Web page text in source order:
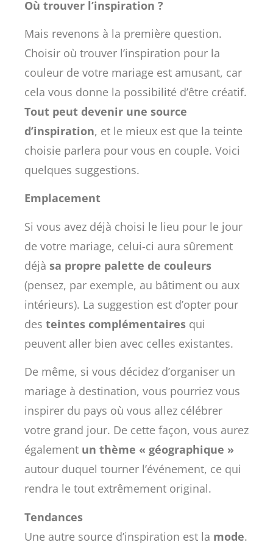
Où trouver l’inspiration ?
Mais revenons à la première question.
Choisir où trouver l’inspiration pour la
couleur de votre mariage est amusant, car
cela vous donne la possibilité d’être créatif.
Tout peut devenir une source
d’inspiration, et le mieux est que la teinte
choisie parlera pour vous en couple. Voici
quelques suggestions.
Emplacement
Si vous avez déjà choisi le lieu pour le jour
de votre mariage, celui-ci aura sûrement
déjà sa propre palette de couleurs
(pensez, par exemple, au bâtiment ou aux
intérieurs). La suggestion est d’opter pour
des teintes complémentaires qui
peuvent aller bien avec celles existantes.
De même, si vous décidez d’organiser un
mariage à destination, vous pourriez vous
inspirer du pays où vous allez célébrer
votre grand jour. De cette façon, vous aurez
également un thème « géographique »
autour duquel tourner l’événement, ce qui
rendra le tout extrêmement original.
Tendances
Une autre source d’inspiration est la mode.